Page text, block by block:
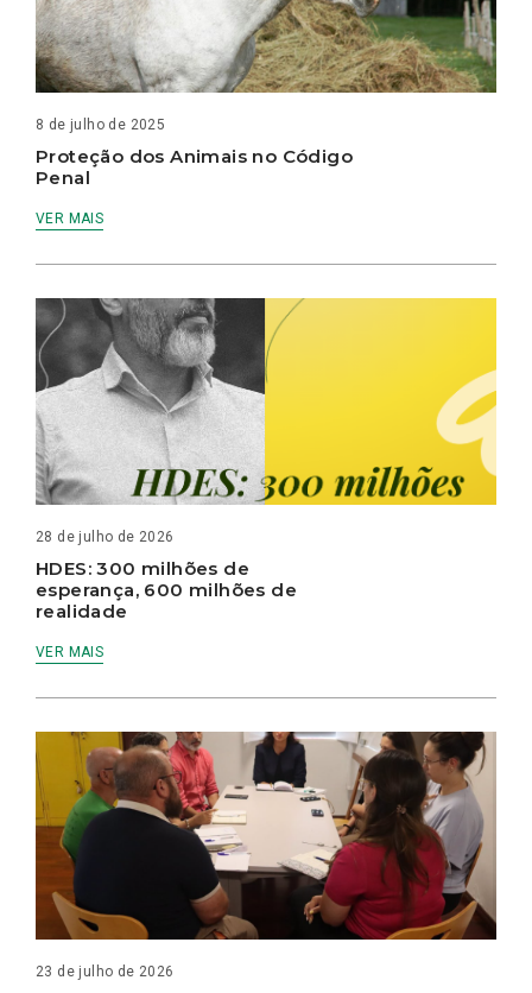
8 de julho de 2025
Proteção dos Animais no Código
Penal
VER MAIS
28 de julho de 2026
HDES: 300 milhões de
esperança, 600 milhões de
realidade
VER MAIS
23 de julho de 2026